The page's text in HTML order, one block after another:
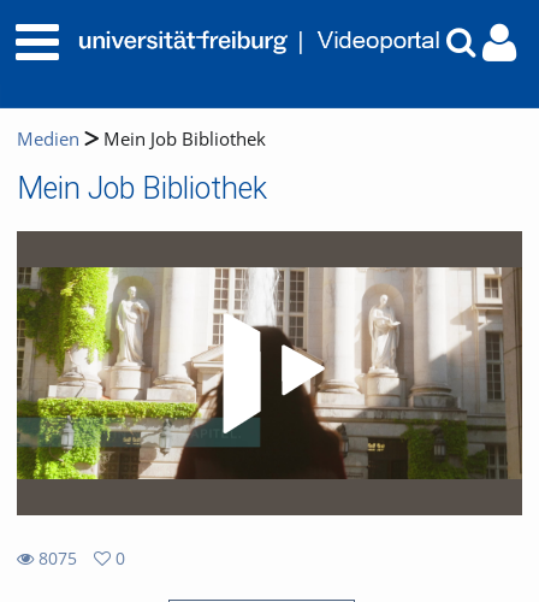
Medien Mein Job Bibliothek
Mein Job Bibliothek
8075
0